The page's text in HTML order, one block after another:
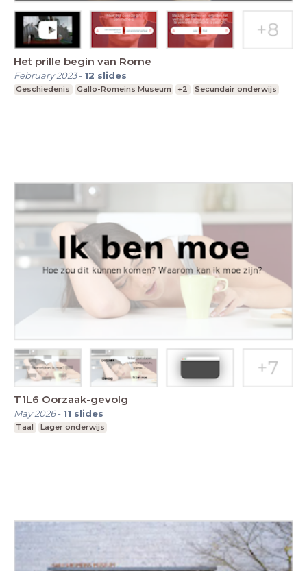
Het prille begin van Rome
February 2023- 12 slides
Geschiedenis Gallo-Romeins Museum +2 Secundair onderwijs
T1L6 Oorzaak-gevolg
May 2026- 11 slides
Taal Lager onderwijs